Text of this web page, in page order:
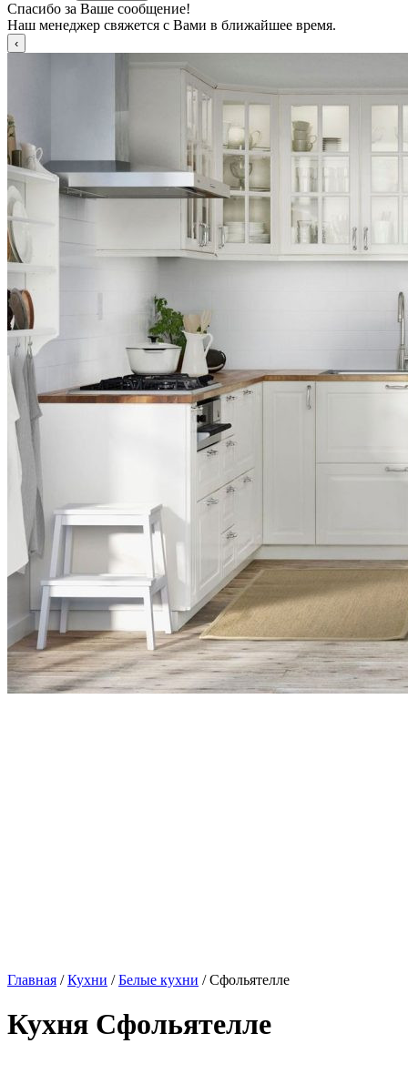
Спасибо за Ваше сообщение!
Наш менеджер свяжется с Вами в ближайшее время.
Главная /Кухни /Белые кухни / Сфольятелле
Кухня Сфольятелле